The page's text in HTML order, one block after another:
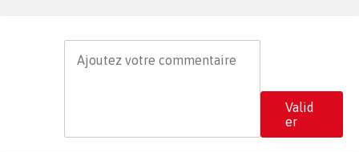
Valid
er